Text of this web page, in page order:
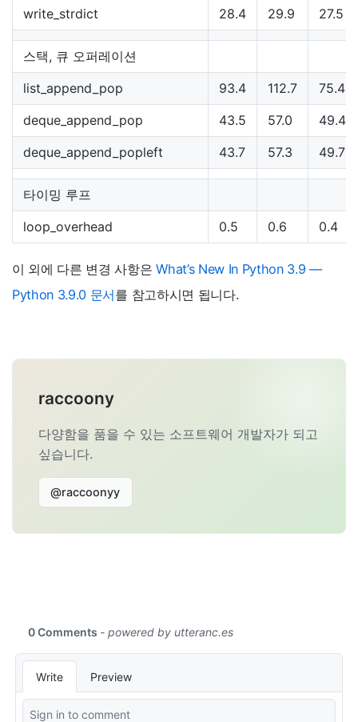
write_strdict
28.4 29.9 27.5
스택, 큐 오퍼레이션
list_append_pop
93.4 112.7
75.4
deque_append_pop
43.5 57.0
49.4
deque_append_popleft
43.7 57.3 49.7
타이밍 루프
loop_overhead
0.5 0.6 0.4
이 외에 다른 변경 사항은What’s New In Python 3.9 —
Python 3.9.0 문서를 참고하시면 됩니다.
raccoony
다양함을 품을 수 있는 소프트웨어 개발자가 되고
싶습니다.
@raccoonyy